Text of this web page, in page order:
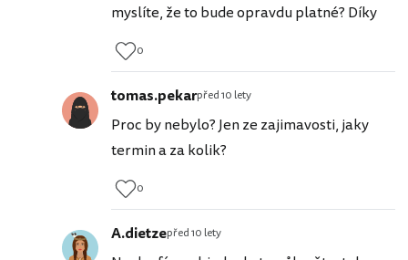
myslíte, že to bude opravdu platné? Díky
0
tomas.pekarpřed 10 lety
Proc by nebylo? Jen ze zajimavosti, jaky
termin a za kolik?
0
A.dietzepřed 10 lety